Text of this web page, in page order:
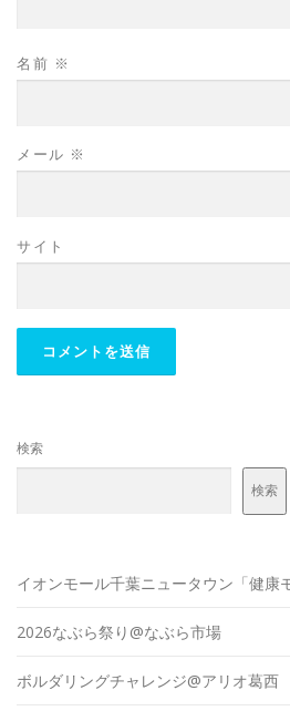
名前 ※
メール ※
サイト
検索
検索
イオンモール千葉ニュータウン「健康
2026なぶら祭り@なぶら市場
ボルダリングチャレンジ@アリオ葛西